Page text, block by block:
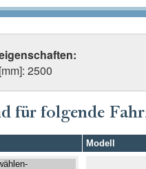
2500
für folgende
Modell